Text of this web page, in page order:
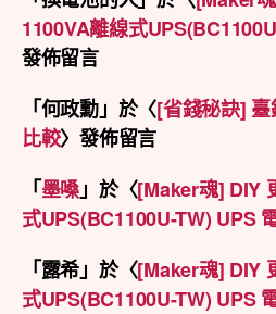
1100VA離線式
發佈留言
「何政勳」於〈[省錢秘訣]
比較〉發佈留言
「墨嗓」於〈[Maker魂] DIY
式UPS(BC1100U-TW) UPS
「露希」於〈[Maker魂] DIY
式UPS(BC1100U-TW) UPS